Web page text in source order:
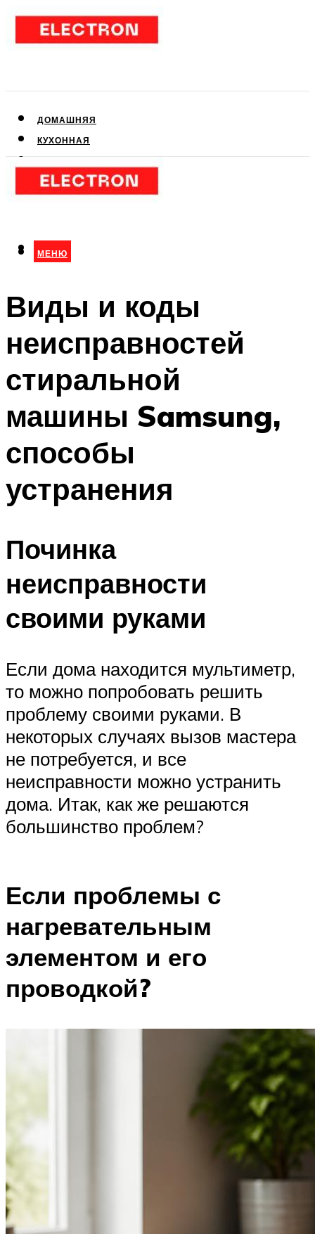
ДОМАШНЯЯ
КУХОННАЯ
КЛИМАТИЧЕСКАЯ
МЕНЮ
МЕНЮ
Виды и коды
неисправностей
стиральной
машины Samsung,
способы
устранения
Починка
неисправности
своими руками
Если дома находится мультиметр,
то можно попробовать решить
проблему своими руками. В
некоторых случаях вызов мастера
не потребуется, и все
неисправности можно устранить
дома. Итак, как же решаются
большинство проблем?
Если проблемы с
нагревательным
элементом и его
проводкой?